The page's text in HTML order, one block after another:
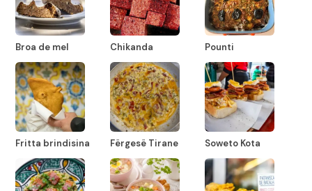
Broa de mel Chikanda Pounti
Fritta brindisina Fërgesë Tirane Soweto Kota